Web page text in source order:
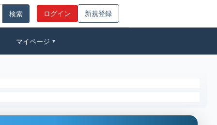
ログイン 新規登録
マイページ ▼